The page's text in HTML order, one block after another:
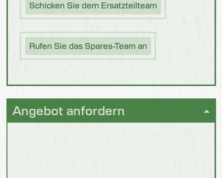
Obst &
Nahrung für
Haustiere
Schicken Sie dem Ersatzteilteam
Rufen Sie das Spares-Team an
Angebot anfordern